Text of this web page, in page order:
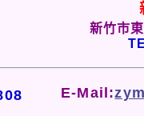
新竹市
E-Mail: